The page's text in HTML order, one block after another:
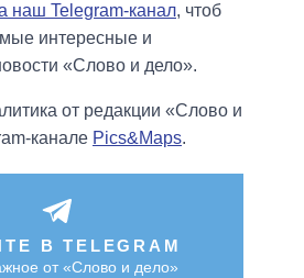
наш Telegram-канал, чтоб
интересные и
«Слово и дело».
от редакции «Слово и
канале Pics&Maps.
В TELEGRAM
от «Слово и дело»